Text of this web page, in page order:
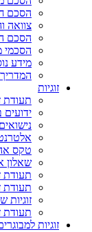
הסכם
צוואה
הסכם
הסכמי
מידע
זוגיות
תעודת
ידועים
טקס
שאלון
תעודת
תעודת
זוגיות
תעודת
זוגיות